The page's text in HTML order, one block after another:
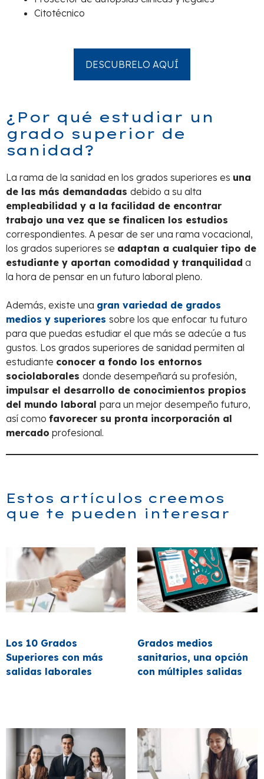
Citotécnico
DESCUBRELO AQUÍ
¿Por qué estudiar un
grado superior de
sanidad?
La rama de la sanidad en los grados superiores es una
de las más demandadas debido a su alta
empleabilidad y a la facilidad de encontrar
trabajo una vez que se finalicen los estudios
correspondientes. A pesar de ser una rama vocacional,
los grados superiores se adaptan a cualquier tipo de
estudiante y aportan comodidad y tranquilidad a
la hora de pensar en un futuro laboral pleno.
Además, existe una gran variedad de grados
medios y superiores sobre los que enfocar tu futuro
para que puedas estudiar el que más se adecúe a tus
gustos. Los grados superiores de sanidad permiten al
estudiante conocer a fondo los entornos
sociolaborales donde desempeñará su profesión,
impulsar el desarrollo de conocimientos propios
del mundo laboral para un mejor desempeño futuro,
así como favorecer su pronta incorporación al
mercado profesional.
Estos artículos creemos
que te pueden interesar
Los 10 Grados
Superiores con más
salidas laborales
Grados medios
sanitarios, una opción
con múltiples salidas